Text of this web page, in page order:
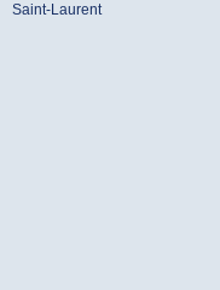
Saint-Laurent